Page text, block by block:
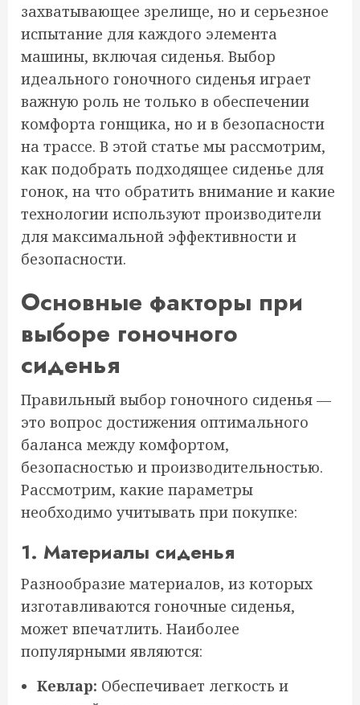
захватывающее зрелище, но и серьезное
испытание для каждого элемента
машины, включая сиденья. Выбор
идеального гоночного сиденья играет
важную роль не только в обеспечении
комфорта гонщика, но и в безопасности
на трассе. В этой статье мы рассмотрим,
как подобрать подходящее сиденье для
гонок, на что обратить внимание и какие
технологии используют производители
для максимальной эффективности и
безопасности.
Основные факторы при
выборе гоночного
сиденья
Правильный выбор гоночного сиденья —
это вопрос достижения оптимального
баланса между комфортом,
безопасностью и производительностью.
Рассмотрим, какие параметры
необходимо учитывать при покупке:
1. Материалы сиденья
Разнообразие материалов, из которых
изготавливаются гоночные сиденья,
может впечатлить. Наиболее
популярными являются:
Кевлар: Обеспечивает легкость и